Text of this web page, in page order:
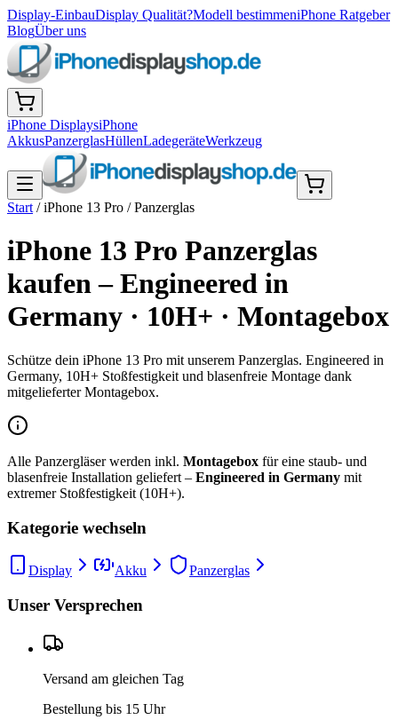
Display-EinbauDisplay Qualität?Modell bestimmeniPhone Ratgeber
BlogÜber uns
iPhone DisplaysiPhone
AkkusPanzerglasHüllenLadegeräteWerkzeug
Start /iPhone 13 Pro /Panzerglas
iPhone 13 Pro Panzerglas
kaufen – Engineered in
Germany · 10H+ · Montagebox
Schütze dein iPhone 13 Pro mit unserem Panzerglas. Engineered in
Germany, 10H+ Stoßfestigkeit und blasenfreie Montage dank
mitgelieferter Montagebox.
Alle Panzergläser werden inkl. Montagebox für eine staub- und
blasenfreie Installation geliefert – Engineered in Germany mit
extremer Stoßfestigkeit (10H+).
Kategorie wechseln
Display Akku Panzerglas
Unser Versprechen
Versand am gleichen Tag
Bestellung bis 15 Uhr